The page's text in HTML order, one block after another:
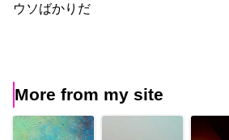
ウソばかりだ
More from my site